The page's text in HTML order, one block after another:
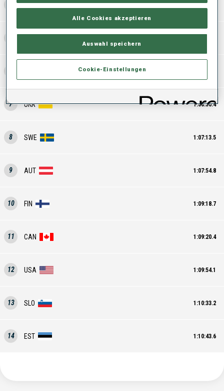
ITA 1:06:29.9
7 UKR 1:06:50.4
8 SWE 1:07:13.5
9 AUT 1:07:54.8
10 FIN 1:09:18.7
11 CAN 1:09:20.4
12 USA 1:09:54.1
13 SLO 1:10:33.2
14 EST 1:10:43.6
Alle Cookies akzeptieren
Auswahl speichern
Cookie-Einstellungen